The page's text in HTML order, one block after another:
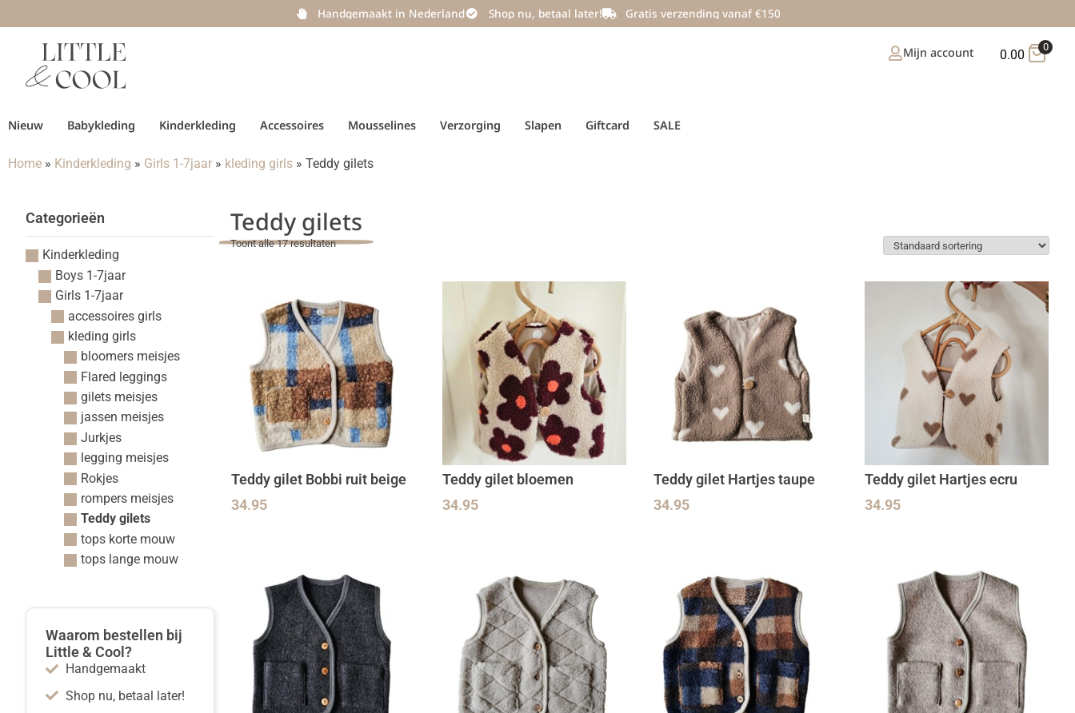
Handgemaakt in Nederland Shop nu, betaal later! Gratis verzending vanaf €150
Mijn account 0.00
0
Nieuw Babykleding Kinderkleding Accessoires Mousselines Verzorging Slapen Giftcard SALE
Home » Kinderkleding » Girls 1-7jaar » kleding girls » Teddy gilets
Categorieën
Kinderkleding
Boys 1-7jaar
Girls 1-7jaar
accessoires girls
kleding girls
bloomers meisjes
Flared leggings
gilets meisjes
jassen meisjes
Jurkjes
legging meisjes
Rokjes
rompers meisjes
Teddy gilets
tops korte mouw
tops lange mouw
Waarom bestellen bij
Little & Cool?
Handgemaakt
Shop nu, betaal later!
Teddy gilets
Toont alle 17 resultaten
Teddy gilet Bobbi ruit beige
34.95
Teddy gilet bloemen
34.95
Teddy gilet Hartjes taupe
34.95
Teddy gilet Hartjes ecru
34.95